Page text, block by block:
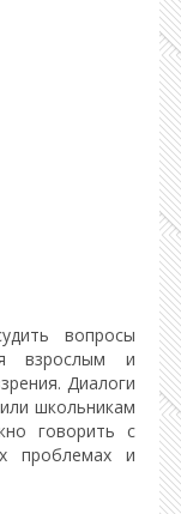
вопросы
взрослым и
Диалоги
школьникам
говорить с
проблемах и